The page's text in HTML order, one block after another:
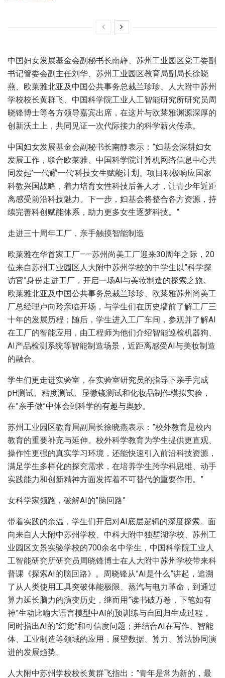
中国妇女发展基金会副秘书长南静、苏州工业园区党工委副
书记管委会副主任刘华、苏州工业园区教育局副局长徐晓
燕、欧莱雅北亚及中国公共事务总裁兰珍珍、人大附中苏州
学校校长黄群飞、中国科学院工业人工智能研究所研究员周
晓锋博士等各方领导嘉宾出席，在这片与欧莱雅渊源深厚的
创新沃土上，共同见证一次代际接力的科学薪火传承。
中国妇女发展基金会副秘书长南静表示：”妇基会深耕妇女
发展工作，联合欧莱雅、中国科学院计算机网络信息中心共
同发起’一代耀一代’科技女生赋能计划。项目积极响应国家
科教兴国战略，着力培育女性科技后备人才，让青少年近距
离感受前沿科技魅力。下一步，妇基会将整合各方资源，持
续完善科创赋能体系，助力更多女生逐梦科技。”
走进三十周年工厂，亲手触摸智能制造
欧莱雅在华首家工厂——苏州尚美工厂迎来30周年之际，20
位来自苏州工业园区人大附中苏州学校的中学生以”科学探
访官”身份走进工厂，开启一场AI与美妆制造的探索之旅。
欧莱雅北亚及中国公共事务总裁兰珍珍、欧莱雅苏州尚美工
厂总经理卢向玲亲临开场，与学生们在历史墙前了解工厂三
十年的发展历程；随后，学生进入工厂车间，参观并了解AI
在工厂的智能应用，由工程师为他们介绍智能巡检机器狗、
AI产品检测系统等智能制造场景，近距离感受AI与美妆制造
的融合。
学生们更走进实验室，在实验室研究员的指导下亲手完成
pH测试、粘度测试、显微镜测试和化妆品制作模拟实验，
在”亲手做”中体会到科学的有趣与奥妙。
苏州工业园区教育局副局长徐晓燕表示：”校外教育是校内
教育的重要补充与延伸。校外科学教育为学生提供更直观、
操作性更强的真实学习环境，还能快速引入前沿科技资源，
满足学生多样化的探究需求，在培养学生跨学科思维、动手
实践能力和创新精神方面发挥着不可替代的重要作用。”
女科学家领路，破解AI的”脑回路”
带着实践的余温，学生们开启对AI底层逻辑的深度探索。面
向来自人大附中苏州学校、中科大附中独墅湖学校、苏州工
业园区文景实验学校的700余名中学生，中国科学院工业人
工智能研究所研究员周晓锋博士在人大附中苏州学校带来科
普课《探索AI的脑回路》。周晓锋从”AI是什么”讲起，追溯
了从人类使用工具突破体能极限、蒸汽与电力革命，到通过
算力延长脑力的演变历史，继而用”读书破万卷，下笔如有
神”生动比喻大语言模型中AI的预训练与自回归生成过程，
同时指出AI的”幻觉”和可信度问题；并结合AI在写作、智能
体、工业制造等领域的应用，展望数据、算力、算法协同演
进的发展趋势。
人大附中苏州学校校长黄群飞指出：”青年是常为新的，最